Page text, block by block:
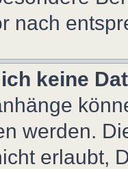
nach
keine
werden.
erlaubt,